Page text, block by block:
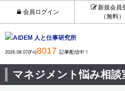
会員ログイン
新規会員
（無料）
2026.08.07(Fri)8017 記事配信中！
マネジメント悩み相談